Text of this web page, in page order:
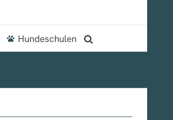
Hundeschulen